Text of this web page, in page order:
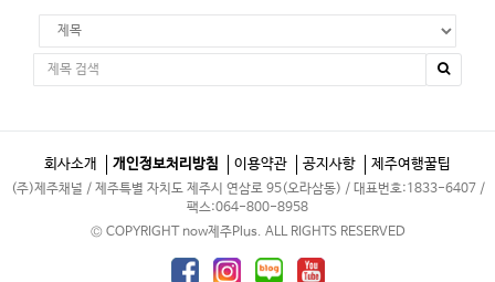
회사소개 개인정보처리방침 이용약관 공지사항 제주여행꿀팁
(주)제주채널 / 제주특별 자치도 제주시 연삼로 95(오라삼동) / 대표번호:1833-6407 /
팩스:064-800-8958
© COPYRIGHT now제주Plus. ALL RIGHTS RESERVED